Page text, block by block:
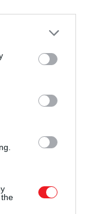
or more Google
You may click to
party tags to
in below Google